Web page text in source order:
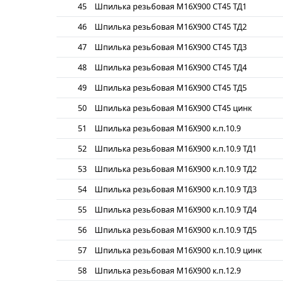
45 Шпилька резьбовая М16Х900 СТ45 ТД1
46 Шпилька резьбовая М16Х900 СТ45 ТД2
47 Шпилька резьбовая М16Х900 СТ45 ТД3
48 Шпилька резьбовая М16Х900 СТ45 ТД4
49 Шпилька резьбовая М16Х900 СТ45 ТД5
50 Шпилька резьбовая М16Х900 СТ45 цинк
51 Шпилька резьбовая М16Х900 к.п.10.9
52 Шпилька резьбовая М16Х900 к.п.10.9 ТД1
53 Шпилька резьбовая М16Х900 к.п.10.9 ТД2
54 Шпилька резьбовая М16Х900 к.п.10.9 ТД3
55 Шпилька резьбовая М16Х900 к.п.10.9 ТД4
56 Шпилька резьбовая М16Х900 к.п.10.9 ТД5
57 Шпилька резьбовая М16Х900 к.п.10.9 цинк
58 Шпилька резьбовая М16Х900 к.п.12.9